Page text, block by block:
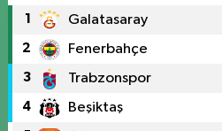
1 Galatasaray
2 Fenerbahçe
3 Trabzonspor
4 Beşiktaş